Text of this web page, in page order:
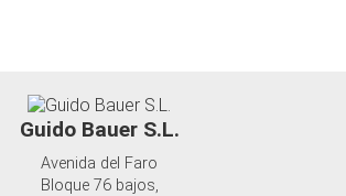
Guido Bauer S.L.
Avenida del Faro
Bloque 76 bajos,